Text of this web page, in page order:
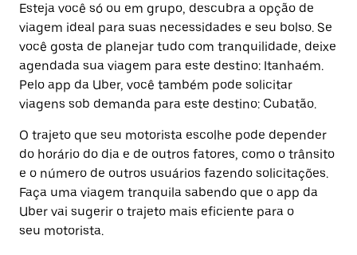
Esteja você só ou em grupo, descubra a opção de
viagem ideal para suas necessidades e seu bolso. Se
você gosta de planejar tudo com tranquilidade, deixe
agendada sua viagem para este destino: Itanhaém.
Pelo app da Uber, você também pode solicitar
viagens sob demanda para este destino: Cubatão.
O trajeto que seu motorista escolhe pode depender
do horário do dia e de outros fatores, como o trânsito
e o número de outros usuários fazendo solicitações.
Faça uma viagem tranquila sabendo que o app da
Uber vai sugerir o trajeto mais eficiente para o
seu motorista.